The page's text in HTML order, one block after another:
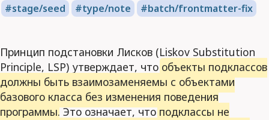
stage/seed
type/note batch/frontmatter-fix
Принцип подстановки Лисков (Liskov Substitution
Principle, LSP) утверждает, что объекты подклассов
должны быть взаимозаменяемы с объектами
базового класса без изменения поведения
программы. Это означает, чтоподклассы не